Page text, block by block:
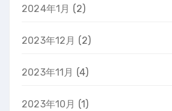
2024年1月 (2)
2023年12月 (2)
2023年11月 (4)
2023年10月 (1)